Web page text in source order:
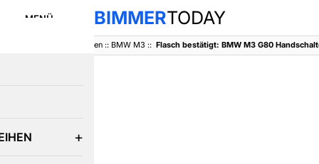
MENÜ BIMMERTODAY
Baureihen:: BMW M3 :: Flasch bestätigt: BMW M3 G80